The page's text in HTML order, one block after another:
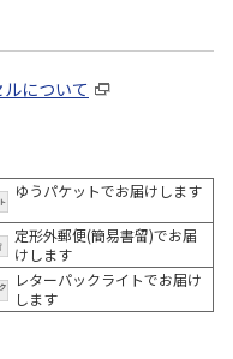
について
ゆうパケットでお届けします
定形外郵便(簡易書留)でお届
けします
レターパックライトでお届け
します